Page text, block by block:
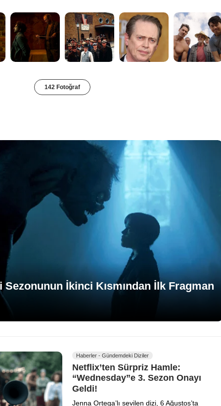
142 Fotoğraf
İkinci Kısmından İlk Fragman
Haberler - Gündemdeki Diziler
Netflix’ten Sürpriz Hamle:
“Wednesday”e 3. Sezon Onayı
Geldi!
Jenna Ortega’lı sevilen dizi, 6 Ağustos’ta